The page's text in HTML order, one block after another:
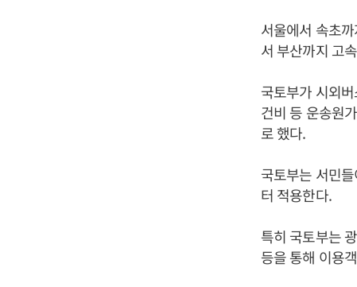
서울에서 속초
서 부산까지 고
국토부가 시외
건비 등 운송원
로 했다.
국토부는 서민
터 적용한다.
특히 국토부는
등을 통해 이용